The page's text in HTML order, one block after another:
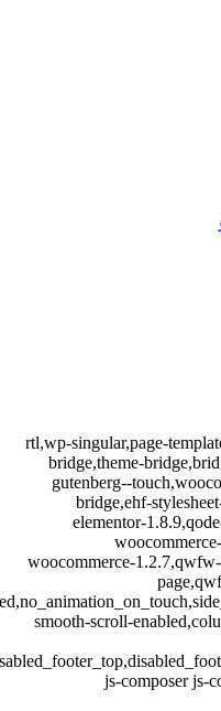
rtl,wp-singular,page-
bridge,theme-
gutenberg--
bridge,ehf-
elementor-
woocommerce-
smooth-scroll-
js-composer js-